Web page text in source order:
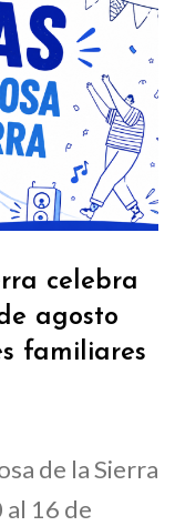
celebra
agosto
familiares
de la Sierra
16 de